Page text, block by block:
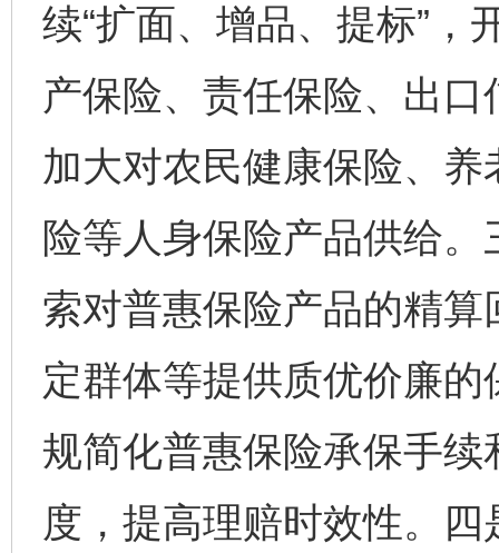
续“扩面、增品、提标”，
产保险、责任保险、出
加大对农民健康保险、
险等人身保险产品供给
索对普惠保险产品的精算
定群体等提供质优价廉
规简化普惠保险承保手
度，提高理赔时效性。